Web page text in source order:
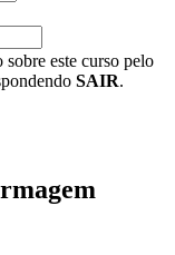
este curso pelo
SAIR.